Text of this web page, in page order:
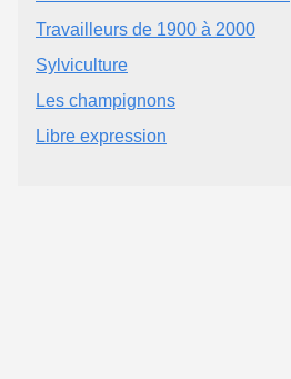
Travailleurs de 1900 à 2000
Sylviculture
Les champignons
Libre expression